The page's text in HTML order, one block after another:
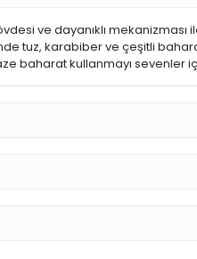
ve dayanıklı
tuz, karabiber ve çeşitli
baharat kullanmayı sevenler